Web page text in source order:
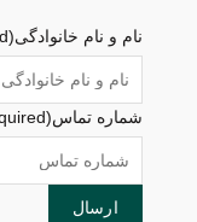
نام و نام خانوادگی(Required)
شماره تماس(Required)